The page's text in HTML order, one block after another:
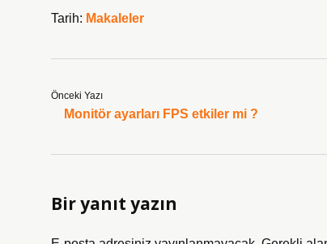
Tarih: Makaleler
Önceki Yazı
Monitör ayarları FPS etkiler mi ?
Bir yanıt yazın